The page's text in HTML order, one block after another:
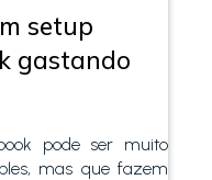
setup
gastando
pode ser muito
mas que fazem